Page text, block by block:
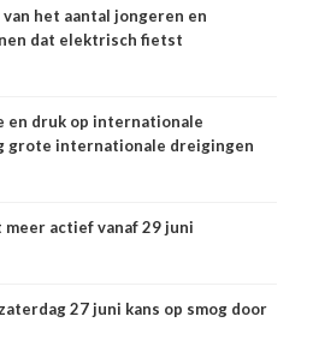
het aantal jongeren en
dat elektrisch fietst
en druk op internationale
grote internationale dreigingen
actief vanaf 29 juni
27 juni kans op smog door